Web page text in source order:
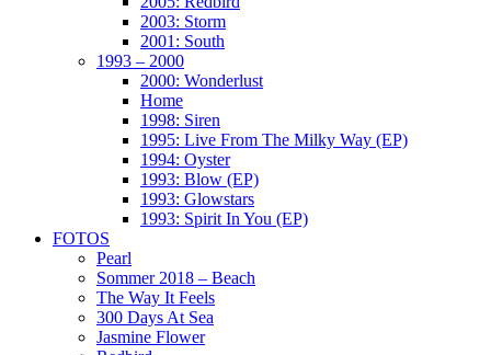
2003: Storm
2001: South
1993 – 2000
2000: Wonderlust
Home
1998: Siren
1995: Live From The Milky Way (EP)
1994: Oyster
1993: Blow (EP)
1993: Glowstars
1993: Spirit In You (EP)
FOTOS
Pearl
Sommer 2018 – Beach
The Way It Feels
300 Days At Sea
Jasmine Flower